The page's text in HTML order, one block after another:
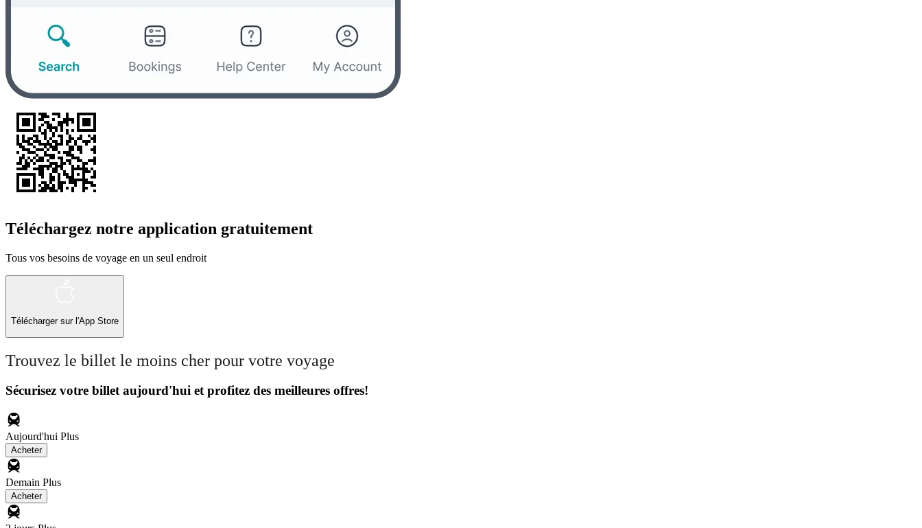
Téléchargez notre application gratuitement
Tous vos besoins de voyage en un seul endroit
Télécharger sur l'App Store
Trouvez le billet le moins cher pour votre voyage
Sécurisez votre billet aujourd'hui et profitez des meilleures offres!
Aujourd'hui Plus
Acheter
Demain Plus
Acheter